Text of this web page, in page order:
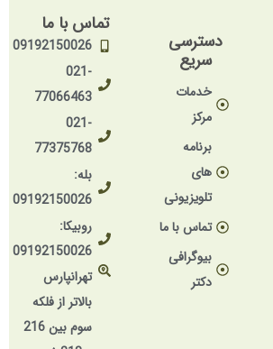
دسترسی
سریع
خدمات
مرکز
های
تلویزیونی
تماس با ما
بیوگرافی
دکتر
تماس با ما
09192150026
77066463
77375768
09192150026
روبیکا:
09192150026
تهرانپارس
بالاتر از فلکه
سوم بین 216